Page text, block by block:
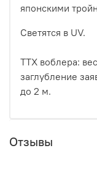
японскими
Светятся в UV.
ТТХ воблера:
заглубление
до 2 м.
Отзывы